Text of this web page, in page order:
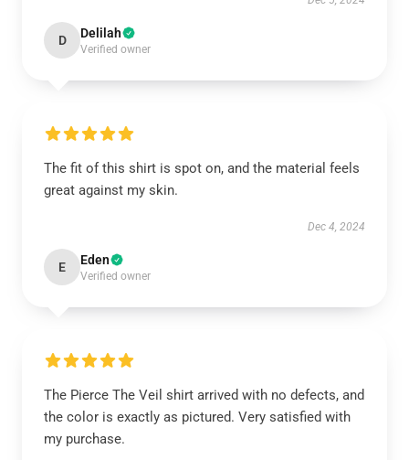
D Delilah
Verified owner
The fit of this shirt is spot on, and the material feels
great against my skin.
Dec 4, 2024
E Eden
Verified owner
The Pierce The Veil shirt arrived with no defects, and
the color is exactly as pictured. Very satisfied with
my purchase.